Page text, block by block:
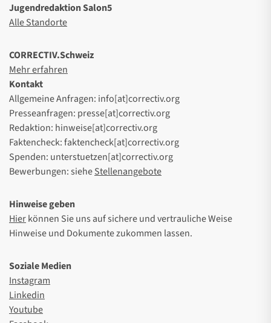
Jugendredaktion Salon5
Alle Standorte
CORRECTIV.Schweiz
Mehr erfahren
Kontakt
Allgemeine Anfragen: info[at]correctiv.org
Presseanfragen: presse[at]correctiv.org
Redaktion: hinweise[at]correctiv.org
Faktencheck: faktencheck[at]correctiv.org
Spenden: unterstuetzen[at]correctiv.org
Bewerbungen: sieheStellenangebote
Hinweise geben
Hierkönnen Sie uns auf sichere und vertrauliche Weise
Hinweise und Dokumente zukommen lassen.
Soziale Medien
Instagram
Linkedin
Youtube